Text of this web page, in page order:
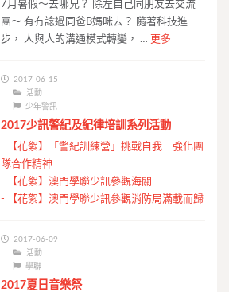
7月暑假～去哪兒？ 除左自己同朋友去交流
團～ 有冇諗過同爸B媽咪去？ 隨著科技進
步， 人與人的溝通模式轉變， … 更多
2017-06-15
活動
少年警訊
2017少訊警紀及紀律培訓系列活動
-
【花絮】「警紀訓練營」挑戰自我 強化團
隊合作精神
-
【花絮】澳門學聯少訊參觀海關
-
【花絮】澳門學聯少訊參觀消防局滿載而歸
2017-06-09
活動
學聯
2017夏日音樂祭